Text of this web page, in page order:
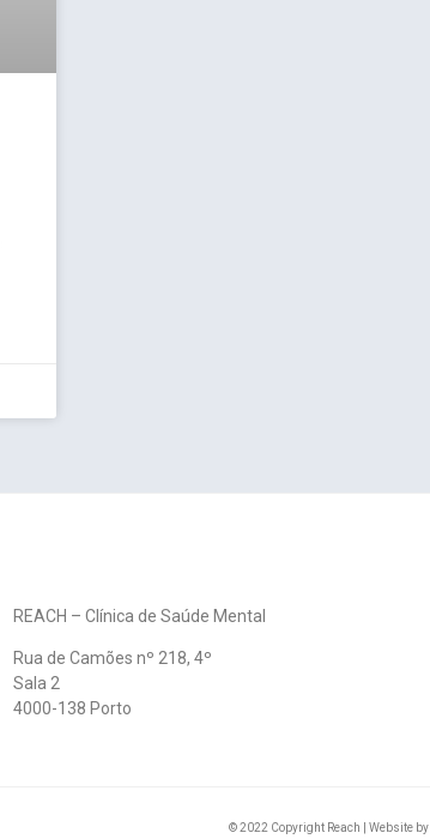
REACH – Clínica de Saúde Mental
Rua de Camões nº 218, 4º
Sala 2
4000-138 Porto
© 2022 Copyright Reach | Website by